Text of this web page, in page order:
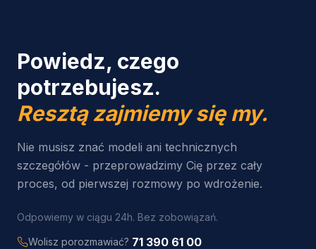
Powiedz, czego
potrzebujesz.
Resztą zajmiemy się my.
Nie musisz znać modeli ani technicznych
szczegółów - przeprowadzimy Cię przez cały
proces, od pierwszej rozmowy po wdrożenie.
Odpowiemy w ciągu 24h. Bez zobowiązań.
Wolisz porozmawiać? 71 390 61 00